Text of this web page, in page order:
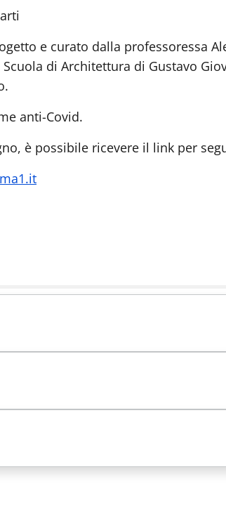
e curato dalla professoressa
di Architettura di Gustavo
anti-Covid.
è possibile ricevere il link per